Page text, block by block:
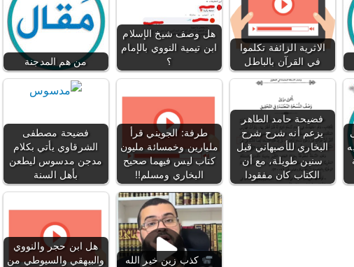
من هم المدجنة
هل وصف شيخ الإسلام
ابن تيمية النووي بالإمام
؟
الاثرية الزائفة تكلموا
في القرآن بالباطل
فضيحة مصطفى
الشرقاوي يأتي بكلام
مدجن مدسوس ليطعن
بأهل السنة
طرفة: الجويني قرأ
مليارين وخمسائة مليون
كتاب ليس فيهما صحيح
البخاري ومسلم!!
فضيحة حامد الطاهر
يزعم أنه شرح شرح
البخاري للأصبهاني قبل
سنين طويلة، مع أن
الكتاب كان مفقودا
هل ابن حجر والنووي
والبيهقي والسيوطي من
كذب زين خير الله